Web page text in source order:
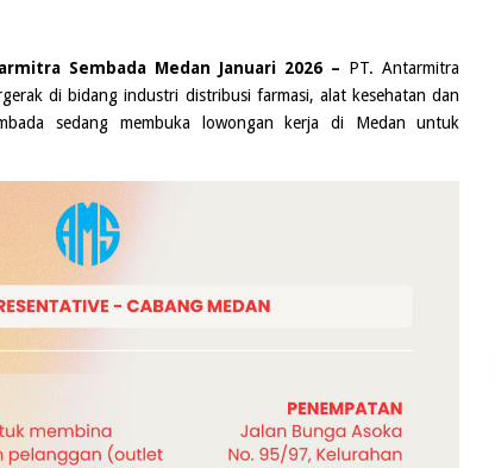
Sembada Medan Januari 2026 – PT. Antarmitra
di bidang industri distribusi farmasi, alat kesehatan dan
sedang membuka lowongan kerja di Medan untuk